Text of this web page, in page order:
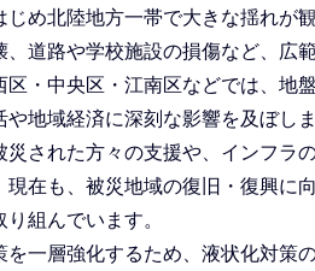
じめ北陸地方一帯で大きな揺れが
道路や学校施設の損傷など、広
・中央区・江南区などでは、地
地域経済に深刻な影響を及ぼしま
された方々の支援や、インフラ
在も、被災地域の復旧・復興に
組んでいます。
を一層強化するため、液状化対策